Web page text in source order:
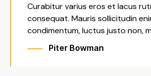
Curabitur varius eros et lacus
consequat. Mauris sollicitudin
condimentum, luctus justo non,
Piter Bowman